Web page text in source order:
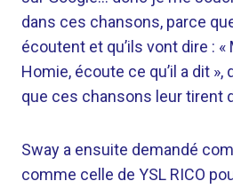
dans ces chansons, parce
écoutent et qu’ils vont dire : «
Homie, écoute ce qu’il a dit
que ces chansons leur tirent
Sway a ensuite demandé
comme celle de YSL RICO